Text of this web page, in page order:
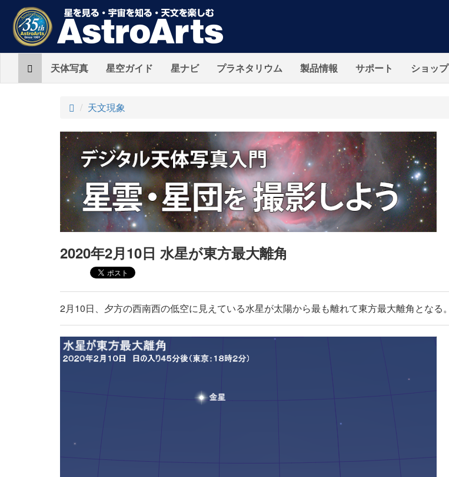
Home天体写真 星空ガイド 星ナビ プラネタリウム 製品情報 サポート ショップ
ト
プ
天文現象
2020年2月10日 水星が東方最大離角
2月10日、夕方の西南西の低空に見えている水星が太陽から最も離れて東方最大離角となる。